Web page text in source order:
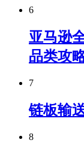
6
亚马逊
品类攻
7
链板输
8